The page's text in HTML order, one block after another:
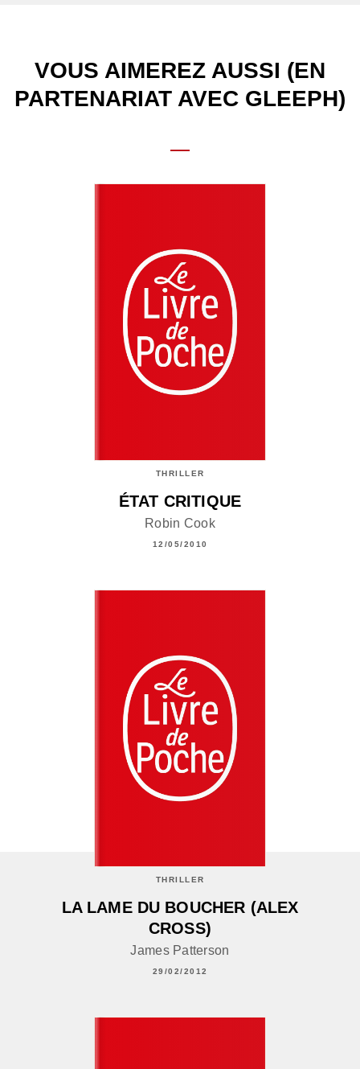
VOUS AIMEREZ AUSSI (EN
PARTENARIAT AVEC GLEEPH)
THRILLER
ÉTAT CRITIQUE
Robin Cook
12/05/2010
THRILLER
LA LAME DU BOUCHER (ALEX
CROSS)
James Patterson
29/02/2012